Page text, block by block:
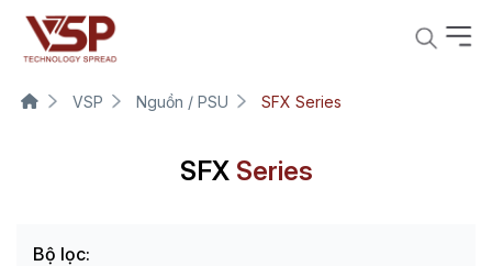
VSP Nguồn / PSU SFX Series
SFXSeries
Bộ lọc: